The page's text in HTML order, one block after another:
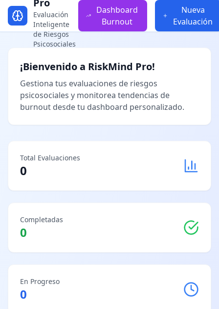
Pro
Evaluación
Inteligente
de Riesgos
Psicosociales
Dashboard
Burnout
Nueva
Evaluación
¡Bienvenido a RiskMind Pro!
Gestiona tus evaluaciones de riesgos
psicosociales y monitorea tendencias de
burnout desde tu dashboard personalizado.
Total Evaluaciones
0
Completadas
0
En Progreso
0